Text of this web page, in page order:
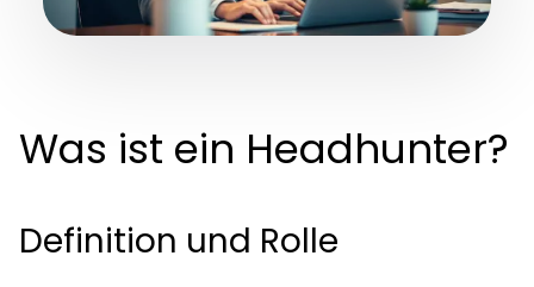
Was ist ein Headhunter?
Definition und Rolle